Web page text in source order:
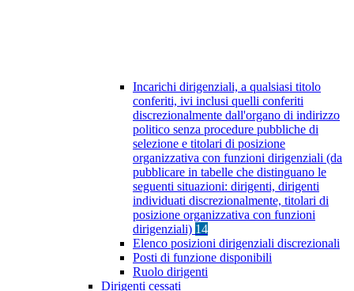
Incarichi dirigenziali, a qualsiasi titolo
conferiti, ivi inclusi quelli conferiti
discrezionalmente dall'organo di indirizzo
politico senza procedure pubbliche di
selezione e titolari di posizione
organizzativa con funzioni dirigenziali (da
pubblicare in tabelle che distinguano le
seguenti situazioni: dirigenti, dirigenti
individuati discrezionalmente, titolari di
posizione organizzativa con funzioni
dirigenziali) 14
Elenco posizioni dirigenziali discrezionali
Posti di funzione disponibili
Ruolo dirigenti
Dirigenti cessati